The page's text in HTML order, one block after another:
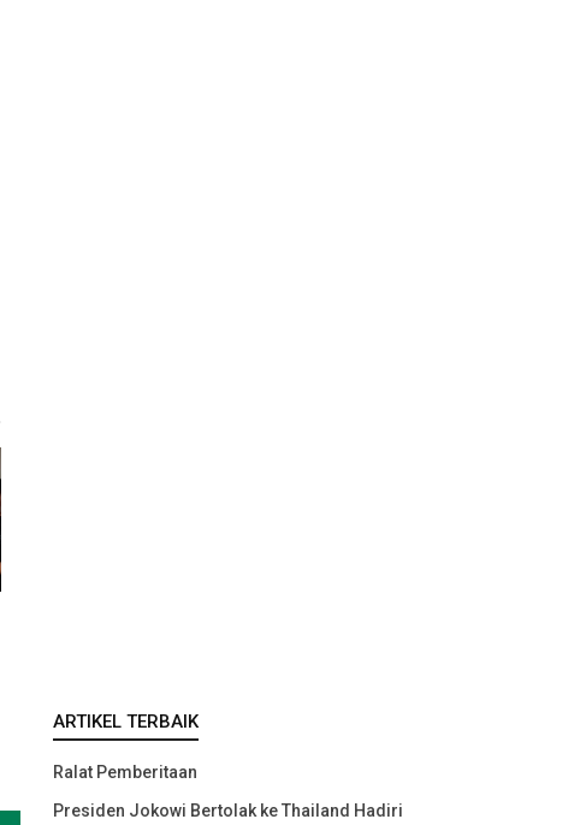
ARTIKEL TERBAIK
Ralat Pemberitaan
Presiden Jokowi Bertolak ke Thailand Hadiri